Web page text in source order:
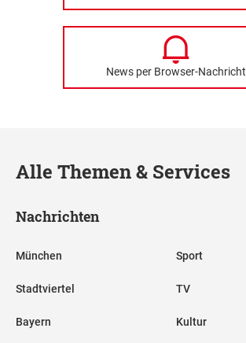
News per Browser-Nachricht
Alle Themen & Services
Nachrichten
München
Stadtviertel
Bayern
Sport
TV
Kultur